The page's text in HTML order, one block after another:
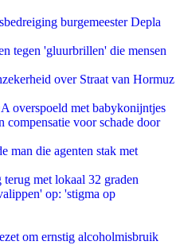
burgemeester Depla
tegen 'gluurbrillen' die mensen
over Straat van Hormuz
overspoeld met babykonijntjes
compensatie voor schade door
man die agenten stak met
met lokaal 32 graden
op: 'stigma op
om ernstig alcoholmisbruik